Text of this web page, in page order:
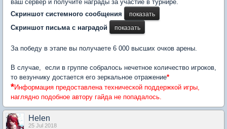
ваш сервер и получите награды за участие в турнире.
Скриншот системного сообщения
Скриншот письма с наградой
За победу в этапе вы получаете 6 000 высших очков арены.
В случае, если в группе собралось нечетное количество игроков,
то везунчику достается его зеркальное отражение*
*Информация предоставлена технической поддержкой игры,
наглядно подобное автору гайда не попадалось.
Нelen
25 Jul 2018